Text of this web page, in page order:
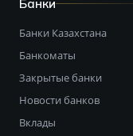
Банки
Банки Казахстана
Банкоматы
Закрытые банки
Новости банков
Вклады